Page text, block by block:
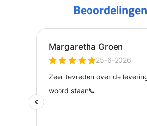
Beoordelingen